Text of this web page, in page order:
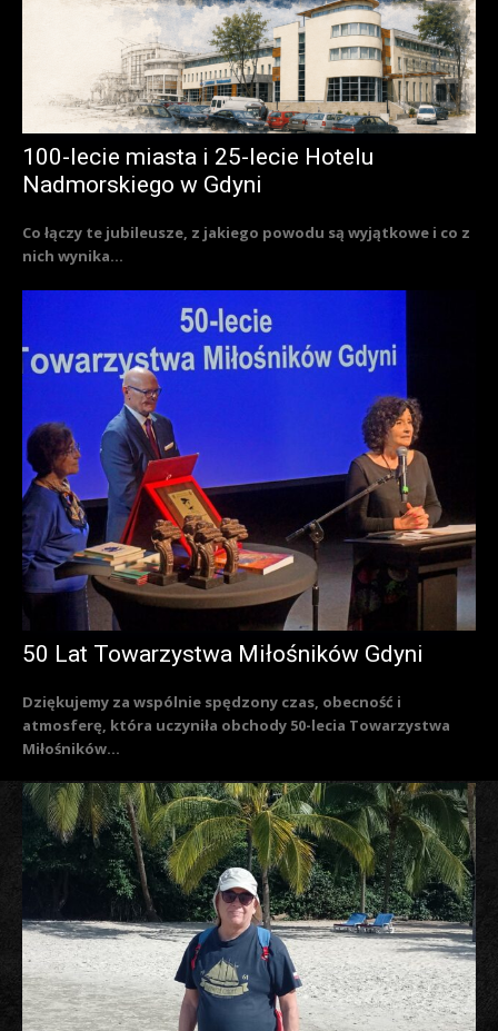
100-lecie miasta i 25-lecie Hotelu
Nadmorskiego w Gdyni
Co łączy te jubileusze, z jakiego powodu są wyjątkowe i co z
nich wynika...
50 Lat Towarzystwa Miłośników Gdyni
Dziękujemy za wspólnie spędzony czas, obecność i
atmosferę, która uczyniła obchody 50-lecia Towarzystwa
Miłośników...